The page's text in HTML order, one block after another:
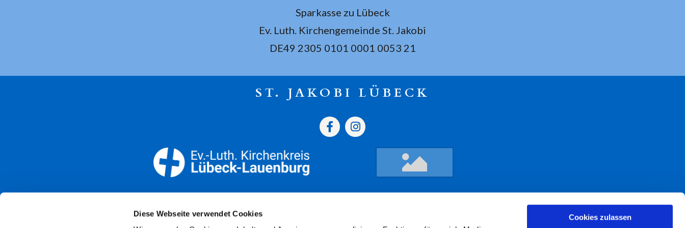
Diese Webseite verwendet Cookies
Cookies zulassen
Sparkasse zu Lübeck
Ev. Luth. Kirchengemeinde St. Jakobi
DE49 2305 0101 0001 0053 21
ST. JAKOBI LÜBECK
Öffnungszeiten